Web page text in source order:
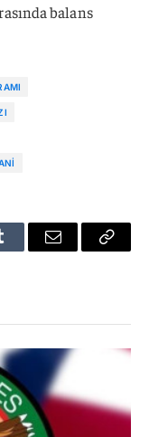
balans
Email
Copy